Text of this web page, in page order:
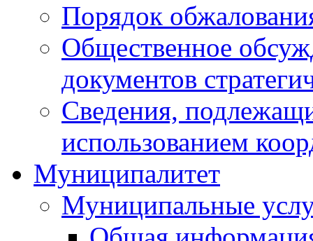
Порядок
Общественное
документов
Сведения,
использованием
Муниципалитет
Муниципальные